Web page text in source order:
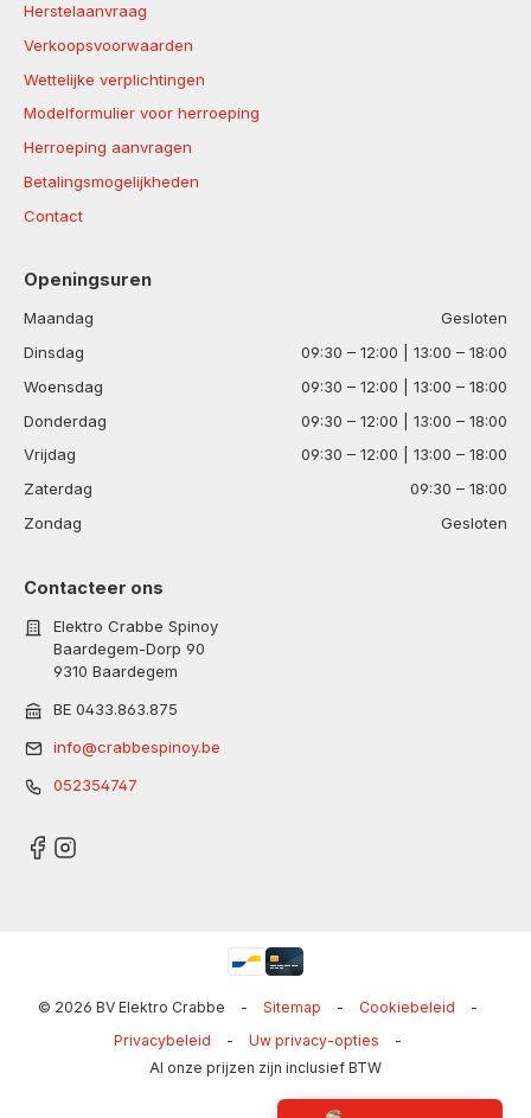
Herstelaanvraag
Verkoopsvoorwaarden
Wettelijke verplichtingen
Modelformulier voor herroeping
Herroeping aanvragen
Betalingsmogelijkheden
Contact
Openingsuren
Maandag
Gesloten
Dinsdag
09:30 – 12:00 | 13:00 – 18:00
Woensdag
09:30 – 12:00 | 13:00 – 18:00
Donderdag
09:30 – 12:00 | 13:00 – 18:00
Vrijdag
09:30 – 12:00 | 13:00 – 18:00
Zaterdag
09:30 – 18:00
Zondag
Gesloten
Contacteer ons
Elektro Crabbe Spinoy
Baardegem-Dorp 90
9310 Baardegem
BE 0433.863.875
info@crabbespinoy.be
052354747
© 2026 BV Elektro Crabbe - Sitemap - Cookiebeleid
-
Privacybeleid
- Uw privacy-opties
-
Al onze prijzen zijn inclusief BTW